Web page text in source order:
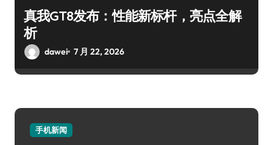
真我GT8发布：性能新标杆，亮点全解
析
dawei 7 月 22, 2026
手机新闻